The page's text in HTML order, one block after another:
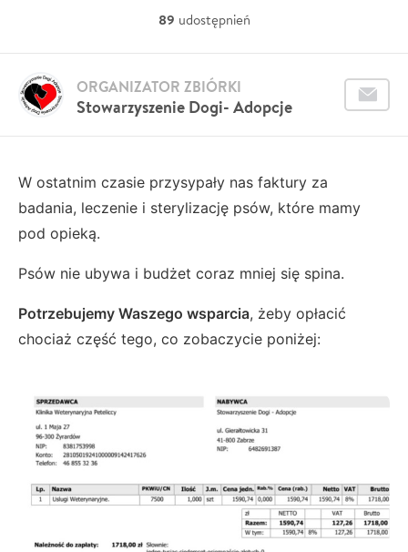
89 udostępnień
Stowarzyszenie Dogi- Adopcje
ORGANIZATOR ZBIÓRKI
W ostatnim czasie przysypały nas faktury za
badania, leczenie i sterylizację psów, które mamy
pod opieką.
Psów nie ubywa i budżet coraz mniej się spina.
Potrzebujemy Waszego wsparcia, żeby opłacić
chociaż część tego, co zobaczycie poniżej: